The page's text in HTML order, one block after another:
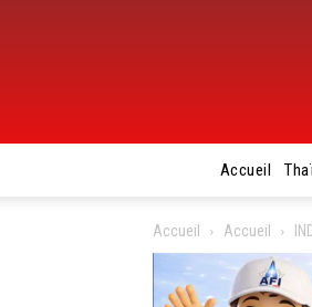
Accueil
Accueil Accueil